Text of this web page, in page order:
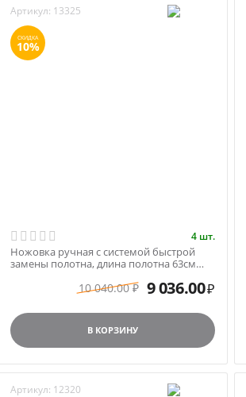
Артикул: 13325
СКИДКА
10%
4 шт.
Ножовка ручная с системой быстрой
замены полотна, длина полотна 63см
10 040.00 ₽ 9 036.00₽
В КОРЗИНУ
Артикул: 12320